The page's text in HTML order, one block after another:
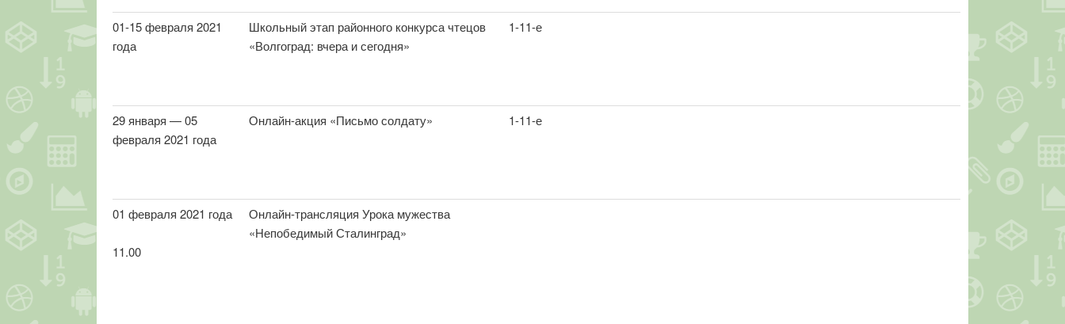
01-15 февраля 2021
года
Школьный этап районного конкурса чтецов
«Волгоград: вчера и сегодня»
1-11-е
29 января — 05
февраля 2021 года
Онлайн-акция «Письмо солдату» 1-11-е
01 февраля 2021 года
11.00
Онлайн-трансляция Урока мужества
«Непобедимый Сталинград»